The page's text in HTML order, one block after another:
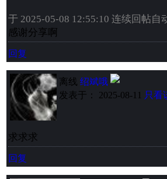
于 2025-05-08 12:55:10 连续回帖自
感谢分享啊
回复
离线 绍斌哦
发表于： 2025-08-11 只看
求求求
回复